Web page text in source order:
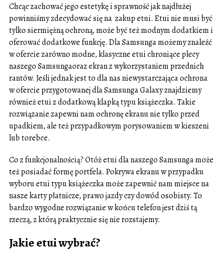
Chcąc zachować jego estetykę i sprawność jak najdłużej
powinniśmy zdecydować się na zakup etui. Etui nie musi być
tylko siermiężną ochroną, może być też modnym dodatkiem i
oferować dodatkowe funkcję. Dla Samsunga możemy znaleźć
w ofercie zarówno modne, klasyczne etui chroniące plecy
naszego Samsungaoraz ekran z wykorzystaniem przednich
rantów. Jeśli jednak jest to dla nas niewystarczająca ochrona
w ofercie przygotowanej dla Samsunga Galaxy znajdziemy
również etui z dodatkową klapką typu książeczka. Takie
rozwiązanie zapewni nam ochronę ekranu nie tylko przed
upadkiem, ale też przypadkowym porysowaniem w kieszeni
lub torebce.
Co z funkcjonalnością? Otóż etui dla naszego Samsunga może
też posiadać formę portfela. Pokrywa ekranu w przypadku
wyboru etui typu książeczka może zapewnić nam miejsce na
nasze karty płatnicze, prawo jazdy czy dowód osobisty. To
bardzo wygodne rozwiązanie w końcu telefon jest dziś tą
rzeczą, z którą praktycznie się nie rozstajemy.
Jakie etui wybrać?